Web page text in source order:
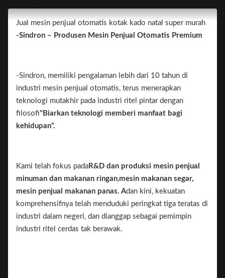
Jual mesin penjual otomatis kotak kado natal super murah
-Sindron – Produsen Mesin Penjual Otomatis Premium
-Sindron, memiliki pengalaman lebih dari 10 tahun di
industri mesin penjual otomatis, terus menerapkan
teknologi mutakhir pada industri ritel pintar dengan
filosofi"Biarkan teknologi memberi manfaat bagi
kehidupan".
Kami telah fokus pada R&D dan produksi mesin penjual
minuman dan makanan ringan,mesin makanan segar,
mesin penjual makanan panas. Adan kini, kekuatan
komprehensifnya telah menduduki peringkat tiga teratas di
industri dalam negeri, dan dianggap sebagai pemimpin
industri ritel cerdas tak berawak.